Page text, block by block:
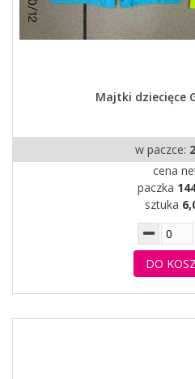
Majtki dziecięce
w paczce:
cena
paczka
sztuka
DO